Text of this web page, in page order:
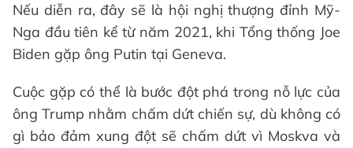
Nếu diễn ra, đây sẽ là hội nghị thượng đỉnh Mỹ-
Nga đầu tiên kể từ năm 2021, khi Tổng thống Joe
Biden gặp ông Putin tại Geneva.
Cuộc gặp có thể là bước đột phá trong nỗ lực của
ông Trump nhằm chấm dứt chiến sự, dù không có
gì bảo đảm xung đột sẽ chấm dứt vì Moskva và